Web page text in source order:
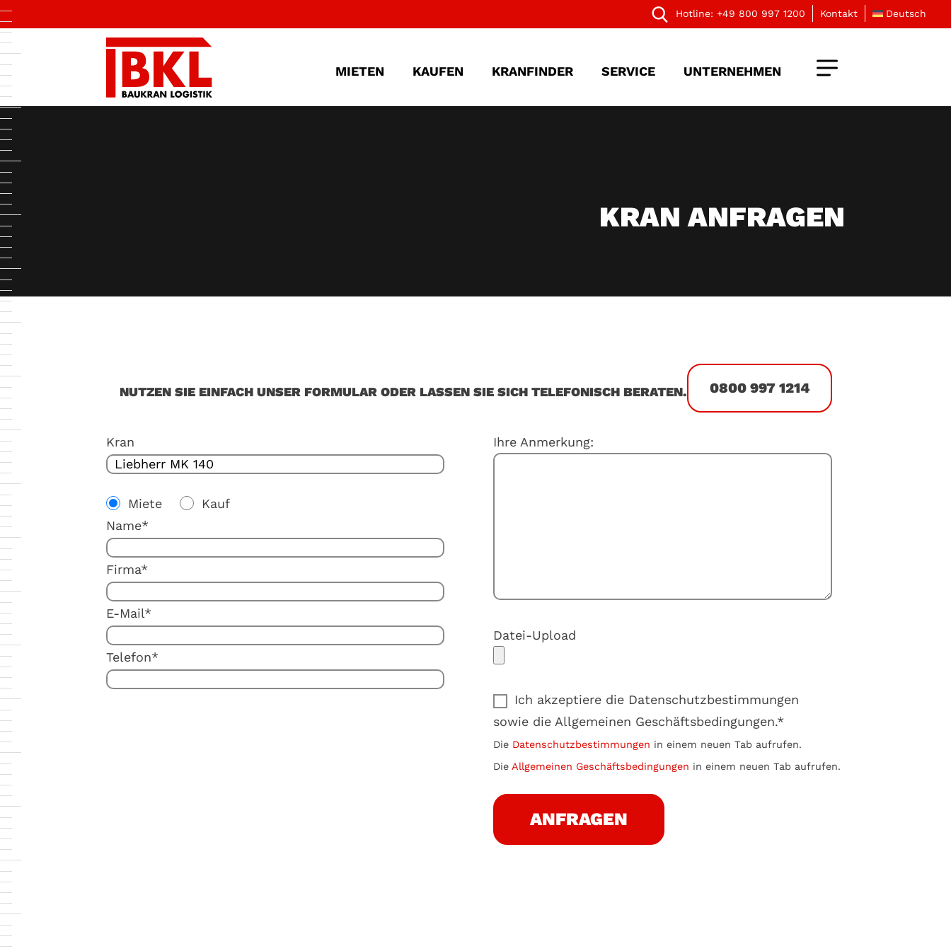
Hotline: +49 800 997 1200 Kontakt Deutsch
MIETEN KAUFEN KRANFINDER SERVICE UNTERNEHMEN
KRAN ANFRAGEN
NUTZEN SIE EINFACH UNSER FORMULAR ODER LASSEN SIE SICH TELEFONISCH BERATEN. 0800 997 1214
Kran
Miete
Kauf
Name*
Firma*
E-Mail*
Telefon*
Ihre Anmerkung:
Datei-Upload
Ich akzeptiere die Datenschutzbestimmungen
sowie die Allgemeinen Geschäftsbedingungen.*
Die Datenschutzbestimmungen in einem neuen Tab aufrufen.
Die Allgemeinen Geschäftsbedingungen in einem neuen Tab aufrufen.